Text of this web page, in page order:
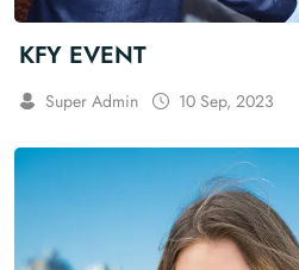
KFY EVENT
Super Admin 10 Sep, 2023